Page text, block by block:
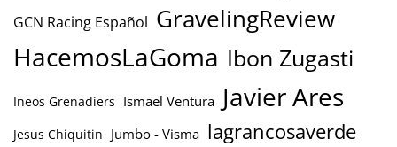
GCN Racing Español GravelingReview
HacemosLaGoma Ibon Zugasti
Ineos Grenadiers Ismael Ventura Javier Ares
Jesus Chiquitin Jumbo - Visma lagrancosaverde